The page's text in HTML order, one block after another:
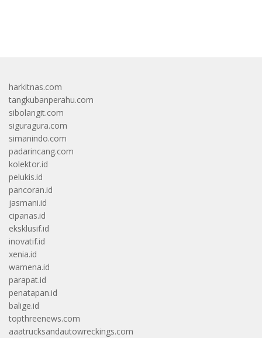
harkitnas.com
tangkubanperahu.com
sibolangit.com
siguragura.com
simanindo.com
padarincang.com
kolektor.id
pelukis.id
pancoran.id
jasmani.id
cipanas.id
eksklusif.id
inovatif.id
xenia.id
wamena.id
parapat.id
penatapan.id
balige.id
topthreenews.com
aaatrucksandautowreckings.com